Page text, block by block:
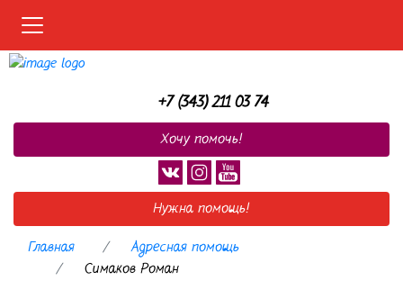
Меню
+7 (343) 211 03 74
Хочу помочь!
Нужна помощь!
Главная
Адресная помощь
Симаков Роман